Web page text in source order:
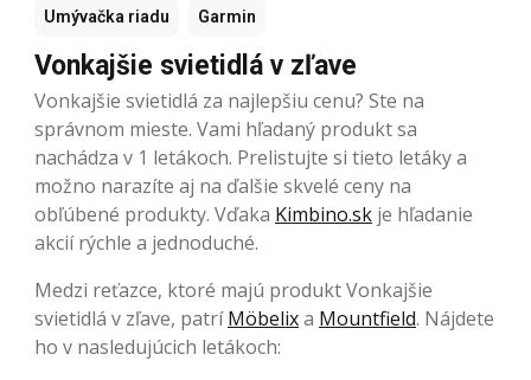
Umývačka riadu Garmin
Vonkajšie svietidlá v zľave
Vonkajšie svietidlá za najlepšiu cenu? Ste na
správnom mieste. Vami hľadaný produkt sa
nachádza v 1 letákoch. Prelistujte si tieto letáky a
možno narazíte aj na ďalšie skvelé ceny na
obľúbené produkty. Vďaka Kimbino.sk je hľadanie
akcií rýchle a jednoduché.
Medzi reťazce, ktoré majú produkt Vonkajšie
svietidlá v zľave, patríMöbelixa Mountfield. Nájdete
ho v nasledujúcich letákoch: